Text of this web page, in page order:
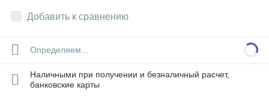
Добавить к сравнению
Определяем...
Наличными при получении и безналичный расчет,
банковские карты